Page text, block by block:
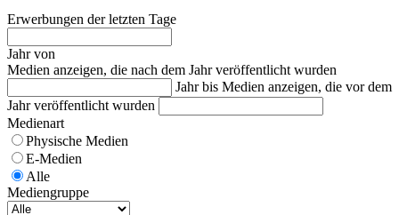
Erwerbungen der letzten Tage
Jahr von
Medien anzeigen, die nach dem Jahr veröffentlicht wurden
Jahr bis Medien anzeigen, die vor dem
Jahr veröffentlicht wurden
Medienart
Physische Medien
E-Medien
Alle
Mediengruppe